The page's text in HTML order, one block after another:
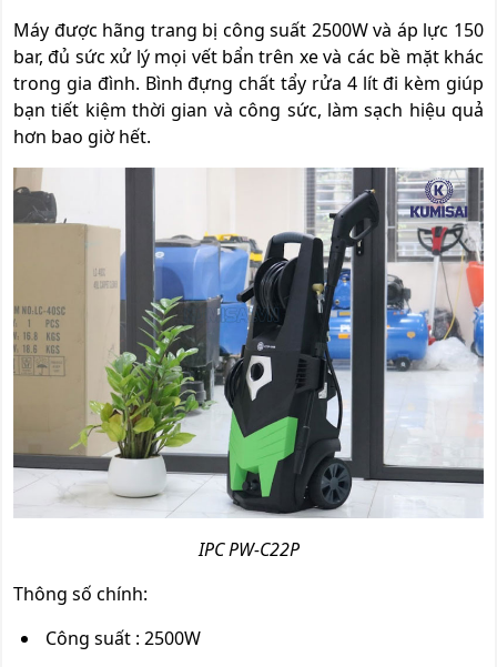
Máy được hãng trang bị công suất 2500W và áp lực 150
bar, đủ sức xử lý mọi vết bẩn trên xe và các bề mặt khác
trong gia đình. Bình đựng chất tẩy rửa 4 lít đi kèm giúp
bạn tiết kiệm thời gian và công sức, làm sạch hiệu quả
hơn bao giờ hết.
IPC PW-C22P
Thông số chính:
Công suất : 2500W